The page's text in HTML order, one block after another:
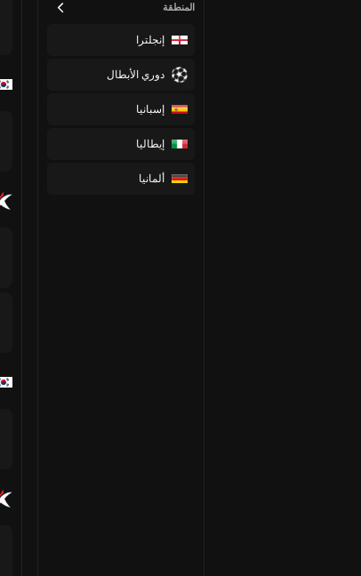
المنطقة
إنجلترا
دوري الأبطال
إسبانيا
إيطاليا
ألمانيا